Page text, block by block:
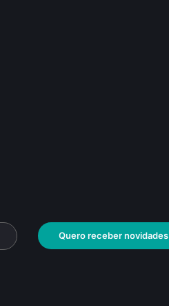
Quero receber novidades